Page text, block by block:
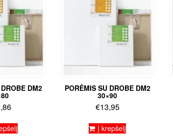
DM2 PORĖMIS SU DROBE DM2
30×90
€13,95
Į krepšelį